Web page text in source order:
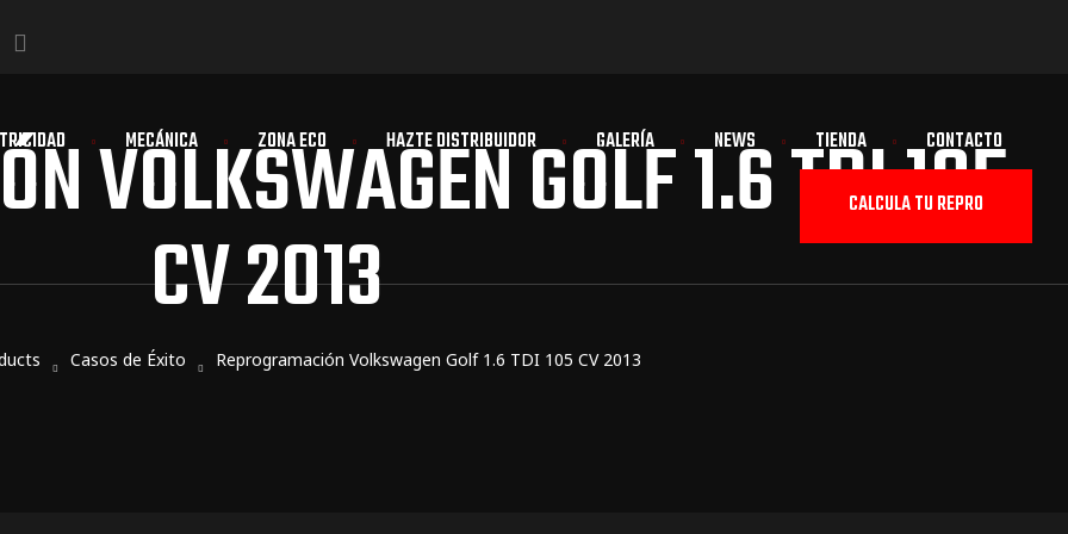
MECÁNICA ZONA ECO HAZTE DISTRIBUIDOR GALERÍA NEWS TIENDA CONTACTO
CALCULA TU REPRO
VOLKSWAGEN GOLF 1.6 TDI 105
CV 2013
Casos de Éxito Reprogramación Volkswagen Golf 1.6 TDI 105 CV 2013